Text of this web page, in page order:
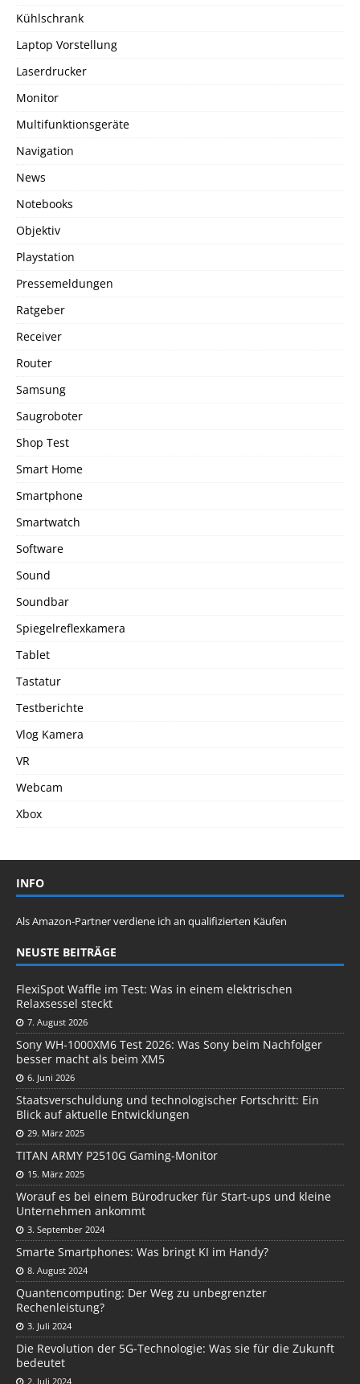
Kühlschrank
Laptop Vorstellung
Laserdrucker
Monitor
Multifunktionsgeräte
Navigation
News
Notebooks
Objektiv
Playstation
Pressemeldungen
Ratgeber
Receiver
Router
Samsung
Saugroboter
Shop Test
Smart Home
Smartphone
Smartwatch
Software
Sound
Soundbar
Spiegelreflexkamera
Tablet
Tastatur
Testberichte
Vlog Kamera
VR
Webcam
Xbox
INFO
Als Amazon-Partner verdiene ich an qualifizierten Käufen
NEUSTE BEITRÄGE
FlexiSpot Waffle im Test: Was in einem elektrischen
Relaxsessel steckt
7. August 2026
Sony WH-1000XM6 Test 2026: Was Sony beim Nachfolger
besser macht als beim XM5
6. Juni 2026
Staatsverschuldung und technologischer Fortschritt: Ein
Blick auf aktuelle Entwicklungen
29. März 2025
TITAN ARMY P2510G Gaming-Monitor
15. März 2025
Worauf es bei einem Bürodrucker für Start-ups und kleine
Unternehmen ankommt
3. September 2024
Smarte Smartphones: Was bringt KI im Handy?
8. August 2024
Quantencomputing: Der Weg zu unbegrenzter
Rechenleistung?
3. Juli 2024
Die Revolution der 5G-Technologie: Was sie für die Zukunft
bedeutet
2. Juli 2024